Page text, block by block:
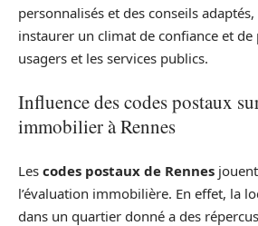
personnalisés et des conseils
instaurer un climat de confiance et
usagers et les services publics.
Influence des codes postaux
immobilier à Rennes
Les codes postaux de Rennes
l’évaluation immobilière. En effet, la
dans un quartier donné a des